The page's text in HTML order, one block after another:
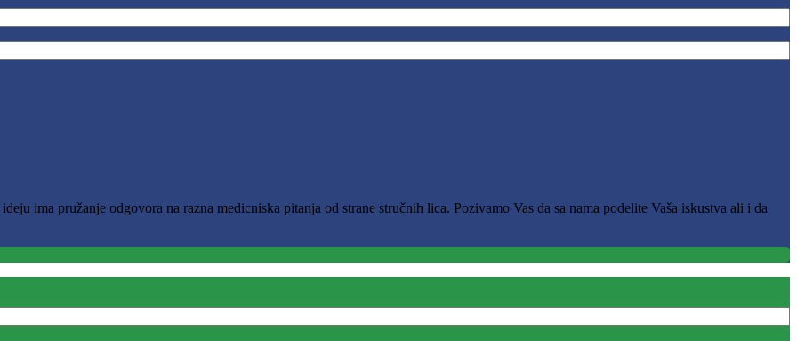
ima pružanje odgovora na razna medicniska pitanja od strane stručnih lica. Pozivamo Vas da sa nama podelite Vaša iskustva ali i da